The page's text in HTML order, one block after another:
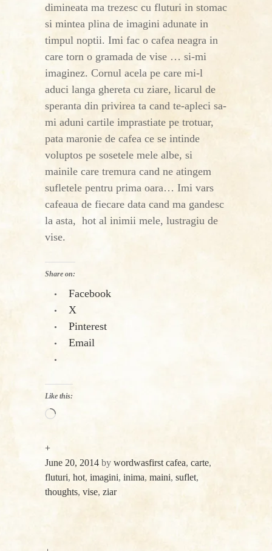
dimineata ma trezesc cu fluturi in stomac
si mintea plina de imagini adunate in
timpul noptii. Imi fac o cafea neagra in
care torn o gramada de vise … si-mi
imaginez. Cornul acela pe care mi-l
aduci langa ghereta cu ziare, licarul de
speranta din privirea ta cand te-apleci sa-
mi aduni cartile imprastiate pe trotuar,
pata maronie de cafea ce se intinde
voluptos pe sosetele mele albe, si
mainile care tremura cand ne atingem
sufletele pentru prima oara… Imi vars
cafeaua de fiecare data cand ma gandesc
la asta, hot al inimii mele, lustragiu de
vise.
Share on:
Facebook
X
Pinterest
Email
Like this:
Loading…
+
June 20, 2014 by wordwasfirst cafea, carte,
fluturi, hot, imagini, inima, maini, suflet,
thoughts, vise, ziar